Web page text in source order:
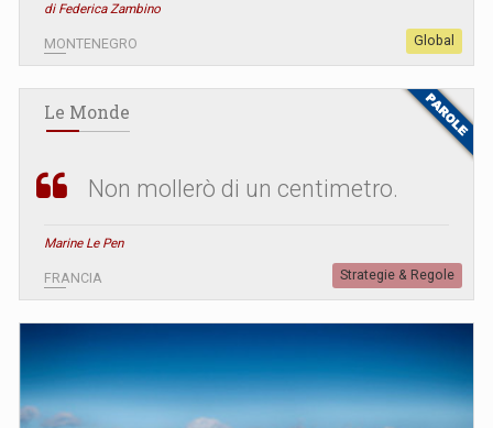
di Federica Zambino
MONTENEGRO Global
Le Monde
Non mollerò di un centimetro.
Marine Le Pen
FRANCIA Strategie & Regole